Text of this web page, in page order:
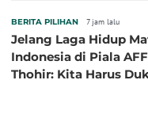
BERITA PILIHAN 7 jam lalu
Jelang Laga Hidup
Indonesia di Piala
Thohir: Kita Harus